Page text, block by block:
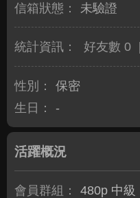
信箱狀態： 未驗證
統計資訊： 好友數 0
性別：
保密
生日：
-
活躍概況
會員群組： 480p 中級